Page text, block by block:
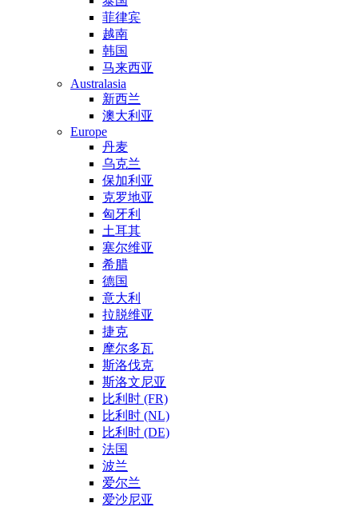
菲律宾
越南
韩国
马来西亚
Australasia
新西兰
澳大利亚
Europe
丹麦
乌克兰
保加利亚
克罗地亚
匈牙利
土耳其
塞尔维亚
希腊
德国
意大利
拉脱维亚
捷克
摩尔多瓦
斯洛伐克
斯洛文尼亚
比利时 (FR)
比利时 (NL)
比利时 (DE)
法国
波兰
爱尔兰
爱沙尼亚